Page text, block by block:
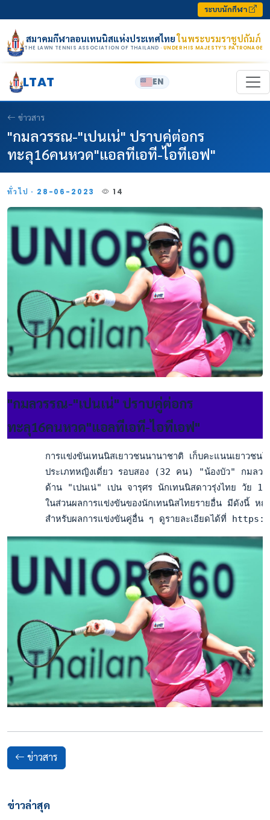
ระบบนักกีฬา
สมาคมกีฬาลอนเทนนิสแห่งประเทศไทยในพระบรมราชูปถัมภ์
THE LAWN TENNIS ASSOCIATION OF THAILAND · UNDER HIS MAJESTY’S PATRONAGE
LTAT EN
ข่าวสาร
"กมลวรรณ-"เปนเน่" ปราบคู่ต่อกร
ทะลุ16คนหวด"แอลทีเอที-ไอทีเอฟ"
ทั่วไป · 28-06-2023 14
"กมลวรรณ-"เปนเน่" ปราบคู่ต่อกร
ทะลุ16คนหวด"แอลทีเอที-ไอทีเอฟ"
การแข่งขันเทนนิสเยาวชนนานาชาติ เก็บคะแนนเยาวชน
ประเภทหญิงเดี่ยว รอบสอง (32 คน) "น้องบัว" กมลว
ด้าน "เปนเน่" เปน จารุศร นักเทนนิสดาวรุ่งไทย วัย
ในส่วนผลการแข่งขันของนักเทนนิสไทยรายอื่น มีดังนี้ ห
สำหรับผลการแข่งขันคู่อื่น ๆ ดูรายละเอียดได้ที่
ข่าวสาร
ข่าวล่าสุด